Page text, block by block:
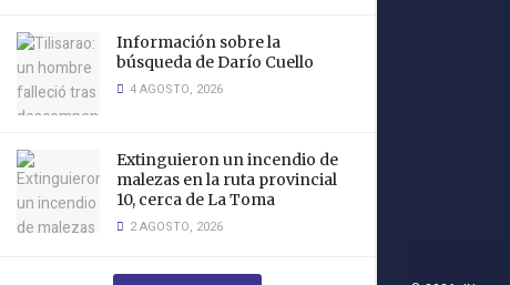
Información sobre la
búsqueda de Darío Cuello
4 AGOSTO, 2026
Extinguieron un incendio de
malezas en la ruta provincial
10, cerca de La Toma
2 AGOSTO, 2026